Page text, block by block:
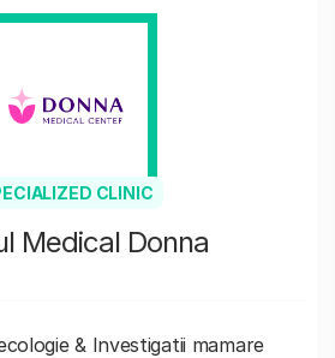
CLINIC
Medical Donna
& Investigatii mamare